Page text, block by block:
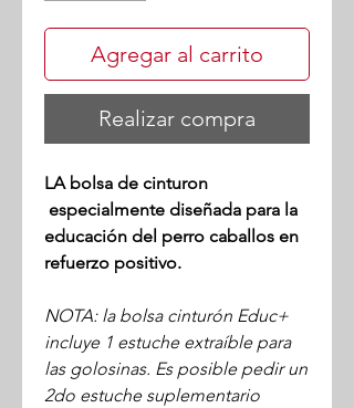
Agregar al carrito
Realizar compra
LA bolsa de cinturon
especialmente diseñada para la
educación del perro caballos en
refuerzo positivo.
NOTA: la bolsa cinturón Educ+
incluye 1 estuche extraíble para
las golosinas. Es posible pedir un
2do estuche suplementario